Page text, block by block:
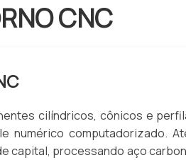
CNC
cilíndricos, cônicos e
numérico computadorizado.
capital, processando aço